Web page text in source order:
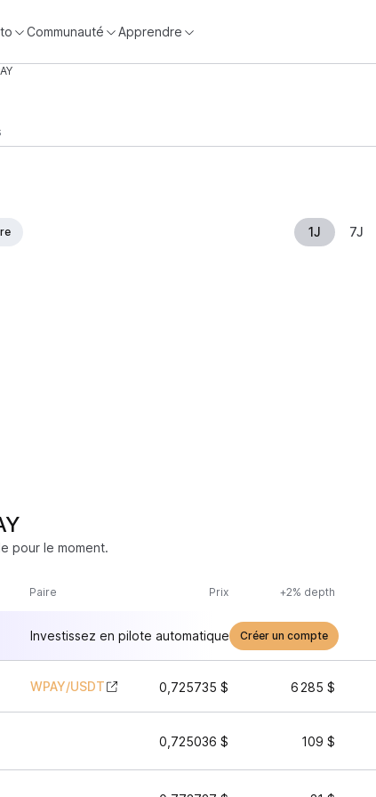
Communauté Apprendre
1J 7J
pour le moment.
Paire Prix +2% depth
Investissez en pilote automatique Créer un compte
WPAY/USDT 0,725735 $ 6 285 $
0,725036 $ 109 $